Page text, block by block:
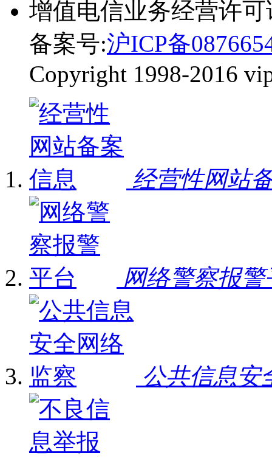
增值电信业务经营许可
备案号:沪ICP备
Copyright 1998-2016
经营性网站
网络警察报警
公共信息安